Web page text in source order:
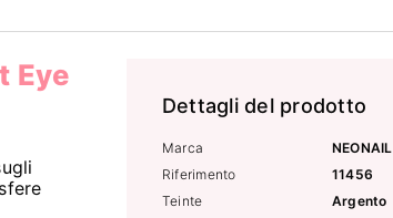
Dettagli del prodotto
Marca
NEONAIL
Riferimento
11456
Teinte
Argento
Eye